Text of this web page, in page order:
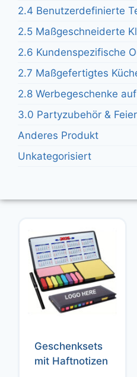
2.4 Benutzerdefinierte
2.5 Maßgeschneiderte
2.6 Kundenspezifische
2.7 Maßgefertigtes
2.8 Werbegeschenke
3.0 Partyzubehör &
Anderes Produkt
Unkategorisiert
Geschenksets
mit Haftnotizen